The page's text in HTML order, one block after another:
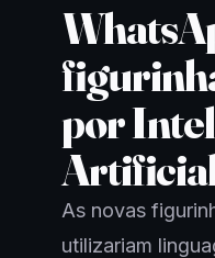
por
As novas
utilizariam